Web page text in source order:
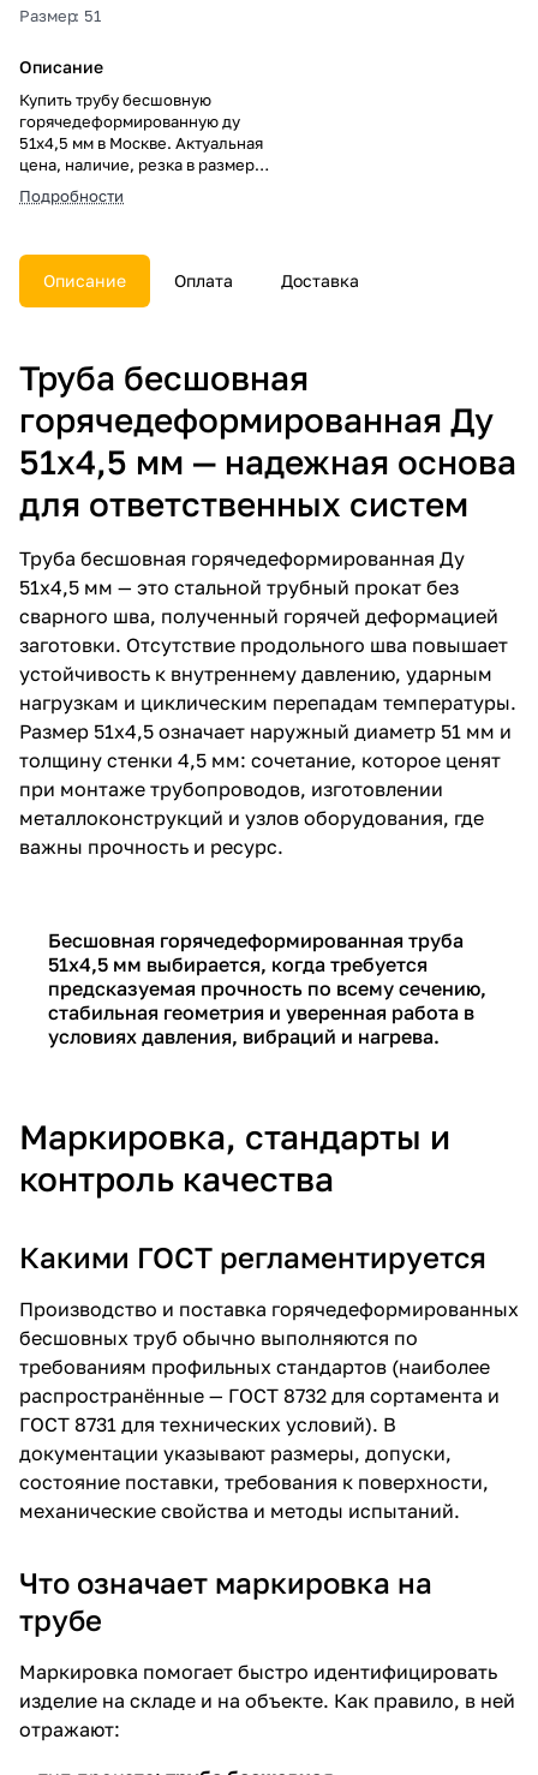
Размер: 51
Описание
Купить трубу бесшовную
горячедеформированную ду
51х4,5 мм в Москве. Актуальная
цена, наличие, резка в размер,
погрузка, доставка, расчет веса
и документы.
Подробности
Описание Оплата Доставка
Труба бесшовная
горячедеформированная Ду
51х4,5 мм — надежная основа
для ответственных систем
Труба бесшовная горячедеформированная Ду
51х4,5 мм — это стальной трубный прокат без
сварного шва, полученный горячей деформацией
заготовки. Отсутствие продольного шва повышает
устойчивость к внутреннему давлению, ударным
нагрузкам и циклическим перепадам температуры.
Размер 51х4,5 означает наружный диаметр 51 мм и
толщину стенки 4,5 мм: сочетание, которое ценят
при монтаже трубопроводов, изготовлении
металлоконструкций и узлов оборудования, где
важны прочность и ресурс.
Бесшовная горячедеформированная труба
51х4,5 мм выбирается, когда требуется
предсказуемая прочность по всему сечению,
стабильная геометрия и уверенная работа в
условиях давления, вибраций и нагрева.
Маркировка, стандарты и
контроль качества
Какими ГОСТ регламентируется
Производство и поставка горячедеформированных
бесшовных труб обычно выполняются по
требованиям профильных стандартов (наиболее
распространённые — ГОСТ 8732 для сортамента и
ГОСТ 8731 для технических условий). В
документации указывают размеры, допуски,
состояние поставки, требования к поверхности,
механические свойства и методы испытаний.
Что означает маркировка на
трубе
Маркировка помогает быстро идентифицировать
изделие на складе и на объекте. Как правило, в ней
отражают: